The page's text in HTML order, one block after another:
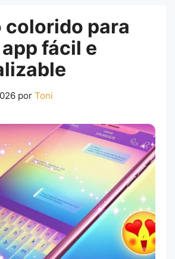
colorido para
fácil e
por Toni